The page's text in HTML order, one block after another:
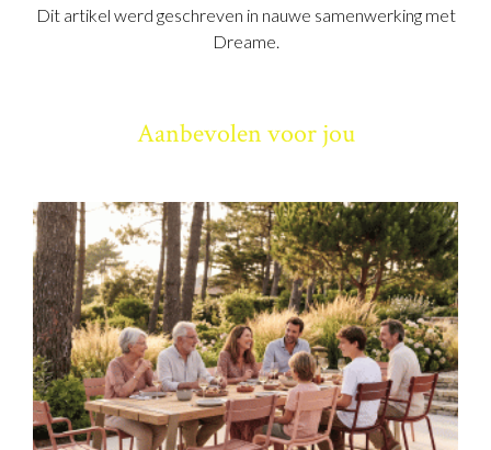
Dit artikel werd geschreven in nauwe samenwerking met
Dreame.
Aanbevolen voor jou